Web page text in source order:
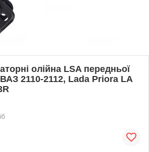
олійна LSA передньої
ВАЗ 2110-2112, Lada Priora LA